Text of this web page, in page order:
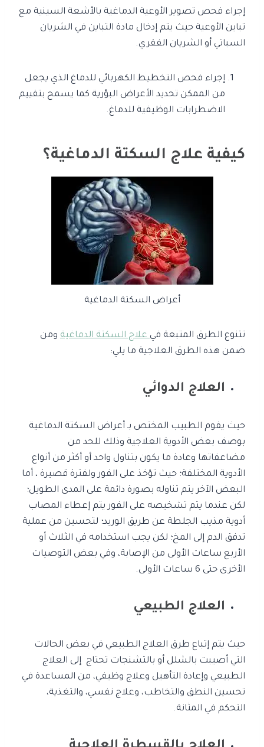
إجراء فحص تصوير الأوعية الدماغية بالأشعة السينية مع
تباين الأوعية حيث يتم إدخال مادة التباين في الشريان
السباتي أو الشريان الفقري.
إجراء فحص التخطيط الكهربائي للدماغ الذي يجعل
من الممكن تحديد الأعراض البؤرية كما يسمح بتقييم
الاضطرابات الوظيفية للدماغ.
كيفية علاج السكتة الدماغية؟
أعراض السكتة الدماغية
تتنوع الطرق المتبعة فيعلاج السكتة الدماغية ومن
ضمن هذه الطرق العلاجية ما يلي:
العلاج الدوائي
حيث يقوم الطبيب المختص بـ أعراض السكتة الدماغية
بوصف بعض الأدوية العلاجية وذلك للحد من
مضاعفاتها وعادة ما يكون بتناول واحد أو أكثر من أنواع
الأدوية المختلفة؛ حيث تؤخذ على الفور ولفترة قصيرة ، أما
البعض الآخر يتم تناوله بصورة دائمة على المدى الطويل؛
لكن عندما يتم تشخيصه على الفور يتم إعطاء المصاب
أدوية مذيب الجلطة عن طريق الوريد؛ لتحسين من عملية
تدفق الدم إلى المخ؛ لكن يجب استخدامه في الثلاث أو
الأربع ساعات الأولى من الإصابة، وفي بعض التوصيات
الأخرى حتى 6 ساعات الأولى.
العلاج الطبيعي
حيث يتم إتباع طرق العلاج الطبيعي في بعض الحالات
التي أصيبت بالشلل أو بالتشنجات تحتاج إلى العلاج
الطبيعي وإعادة التأهيل وعلاج وظيفي، من المساعدة في
تحسين النطق والتخاطب، وعلاج نفسي، والتغذية،
التحكم في المثانة.